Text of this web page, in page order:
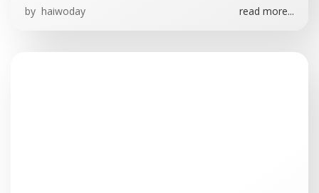
by haiwoday read more...